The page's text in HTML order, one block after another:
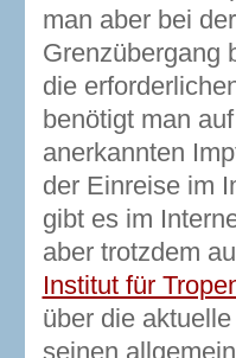
man aber bei
Grenzübergang
die
benötigt man
anerkannten
der Einreise im
gibt es im
aber trotzdem
Institut für
über die
seinen